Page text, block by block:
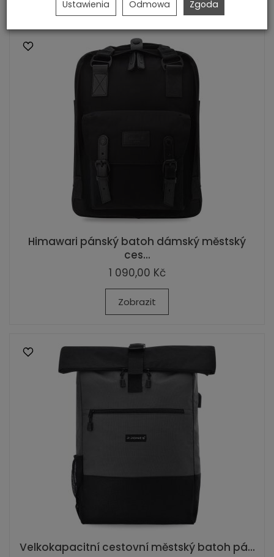
Himawari pánský batoh dámský městský
ces...
1 090,00 Kč
Zobrazit
Velkokapacitní cestovní městský batoh pá...
Ustawienia Odmowa Zgoda